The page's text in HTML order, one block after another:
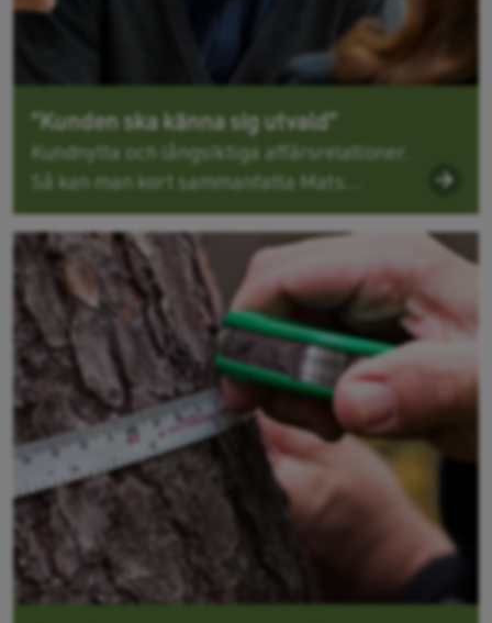
”Kunden ska känna sig utvald”
Kundnytta och långsiktiga affärsrelationer.
Så kan man kort sammanfatta Mats...